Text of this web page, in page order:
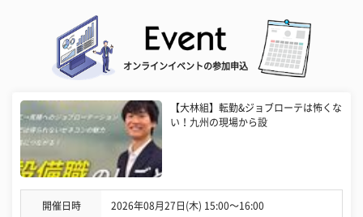
オンラインイベントの参加申込
【大林組】転勤&ジョブローテは怖くな
い！九州の現場から設
開催日時 2026年08月27日(木) 15:00〜16:00